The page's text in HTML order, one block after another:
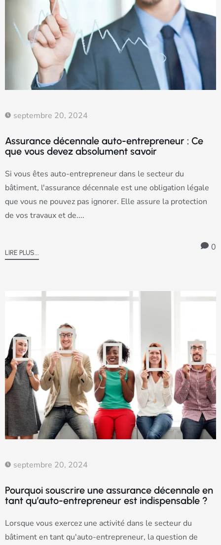
septembre 20, 2024
Assurance décennale auto-entrepreneur : Ce
que vous devez absolument savoir
Si vous êtes auto-entrepreneur dans le secteur du
bâtiment, l'assurance décennale est une obligation légale
que vous ne pouvez pas ignorer. Elle assure la protection
de vos travaux et de....
LIRE PLUS...
0
septembre 20, 2024
Pourquoi souscrire une assurance décennale en
tant qu’auto-entrepreneur est indispensable ?
Lorsque vous exercez une activité dans le secteur du
bâtiment en tant qu'auto-entrepreneur, la question de